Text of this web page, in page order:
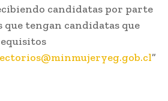
candidatas por parte
que tengan candidatas que
”